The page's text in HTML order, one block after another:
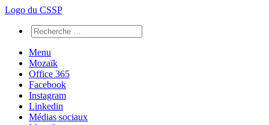
Logo du CSSP
Menu
Mozaïk
Office 365
Facebook
Instagram
Linkedin
Médias sociaux